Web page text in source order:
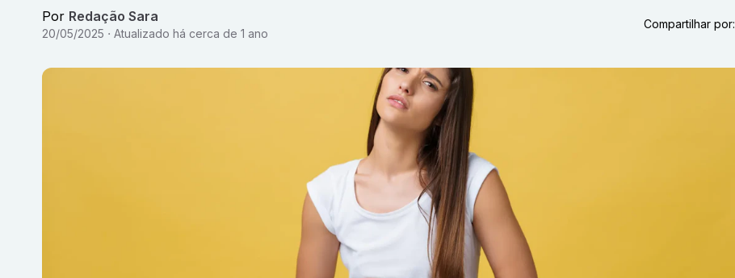
Por Redação Sara
20/05/2025 Atualizado há cerca de 1 ano
Compartilhar por: